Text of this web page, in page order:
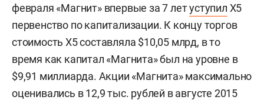
февраля «Магнит» впервые за 7 летуступил X5
первенство по капитализации. К концу торгов
стоимость X5 составляла $10,05 млрд, в то
время как капитал «Магнита» был на уровне в
$9,91 миллиарда. Акции «Магнита» максимально
оценивались в 12,9 тыс. рублей в августе 2015